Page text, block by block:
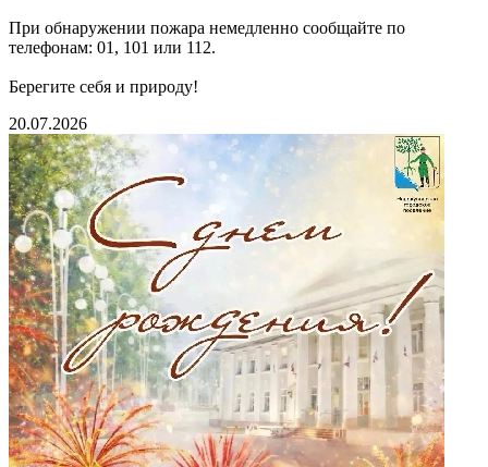
При обнаружении пожара немедленно сообщайте по
телефонам: 01, 101 или 112.
Берегите себя и природу!
20.07.2026